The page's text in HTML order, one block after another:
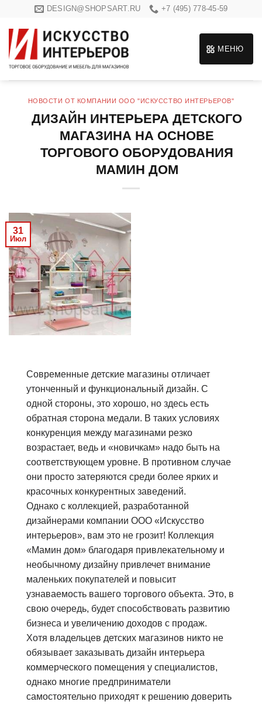
content
DESIGN@SHOPSART.RU +7 (495) 778-45-59
МЕНЮ
НОВОСТИ ОТ КОМПАНИИ ООО "ИСКУССТВО ИНТЕРЬЕРОВ"
ДИЗАЙН ИНТЕРЬЕРА ДЕТСКОГО
МАГАЗИНА НА ОСНОВЕ
ТОРГОВОГО ОБОРУДОВАНИЯ
МАМИН ДОМ
31
Июл
Современные детские магазины отличает
утонченный и функциональный дизайн. С
одной стороны, это хорошо, но здесь есть
обратная сторона медали. В таких условиях
конкуренция между магазинами резко
возрастает, ведь и «новичкам» надо быть на
соответствующем уровне. В противном случае
они просто затеряются среди более ярких и
красочных конкурентных заведений.
Однако с коллекцией, разработанной
дизайнерами компании ООО «Искусство
интерьеров», вам это не грозит! Коллекция
«Мамин дом» благодаря привлекательному и
необычному дизайну привлечет внимание
маленьких покупателей и повысит
узнаваемость вашего торгового объекта. Это, в
свою очередь, будет способствовать развитию
бизнеса и увеличению доходов с продаж.
Хотя владельцев детских магазинов никто не
обязывает заказывать дизайн интерьера
коммерческого помещения у специалистов,
однако многие предприниматели
самостоятельно приходят к решению доверить